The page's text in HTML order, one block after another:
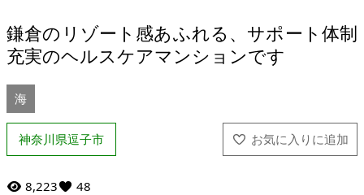
鎌倉のリゾート感あふれる、サポート体制
充実のヘルスケアマンションです
海
神奈川県逗子市
8,223 48